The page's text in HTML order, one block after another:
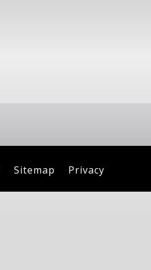
Sitemap Privacy